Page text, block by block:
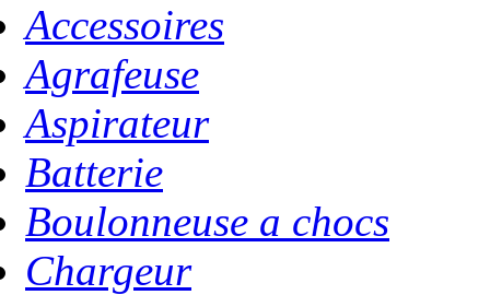
Accessoires
Agrafeuse
Aspirateur
Batterie
Boulonneuse a chocs
Chargeur